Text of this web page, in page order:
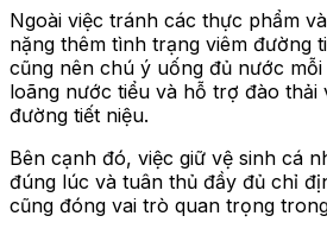
Ngoài việc tránh các thực phẩm
nặng thêm tình trạng viêm đường
cũng nên chú ý uống đủ nước
loãng nước tiểu và hỗ trợ đào thải
đường tiết niệu.
Bên cạnh đó, việc giữ vệ sinh cá
đúng lúc và tuân thủ đầy đủ chỉ
cũng đóng vai trò quan trọng